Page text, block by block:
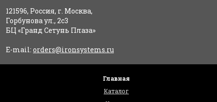
121596, Россия, г. Москва,
Горбунова ул., 2с3
БЦ «Гранд Сетунь Плаза»
E-mail: orders@ironsystems.ru
Главная
Каталог